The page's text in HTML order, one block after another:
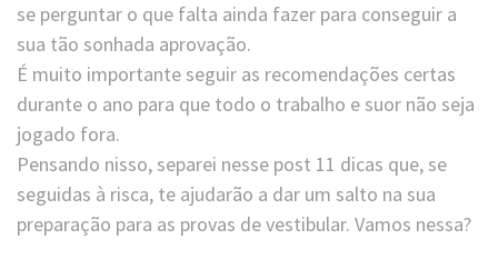
se perguntar o que falta ainda fazer para conseguir a
sua tão sonhada aprovação.
É muito importante seguir as recomendações certas
durante o ano para que todo o trabalho e suor não seja
jogado fora.
Pensando nisso, separei nesse post 11 dicas que, se
seguidas à risca, te ajudarão a dar um salto na sua
preparação para as provas de vestibular. Vamos nessa?